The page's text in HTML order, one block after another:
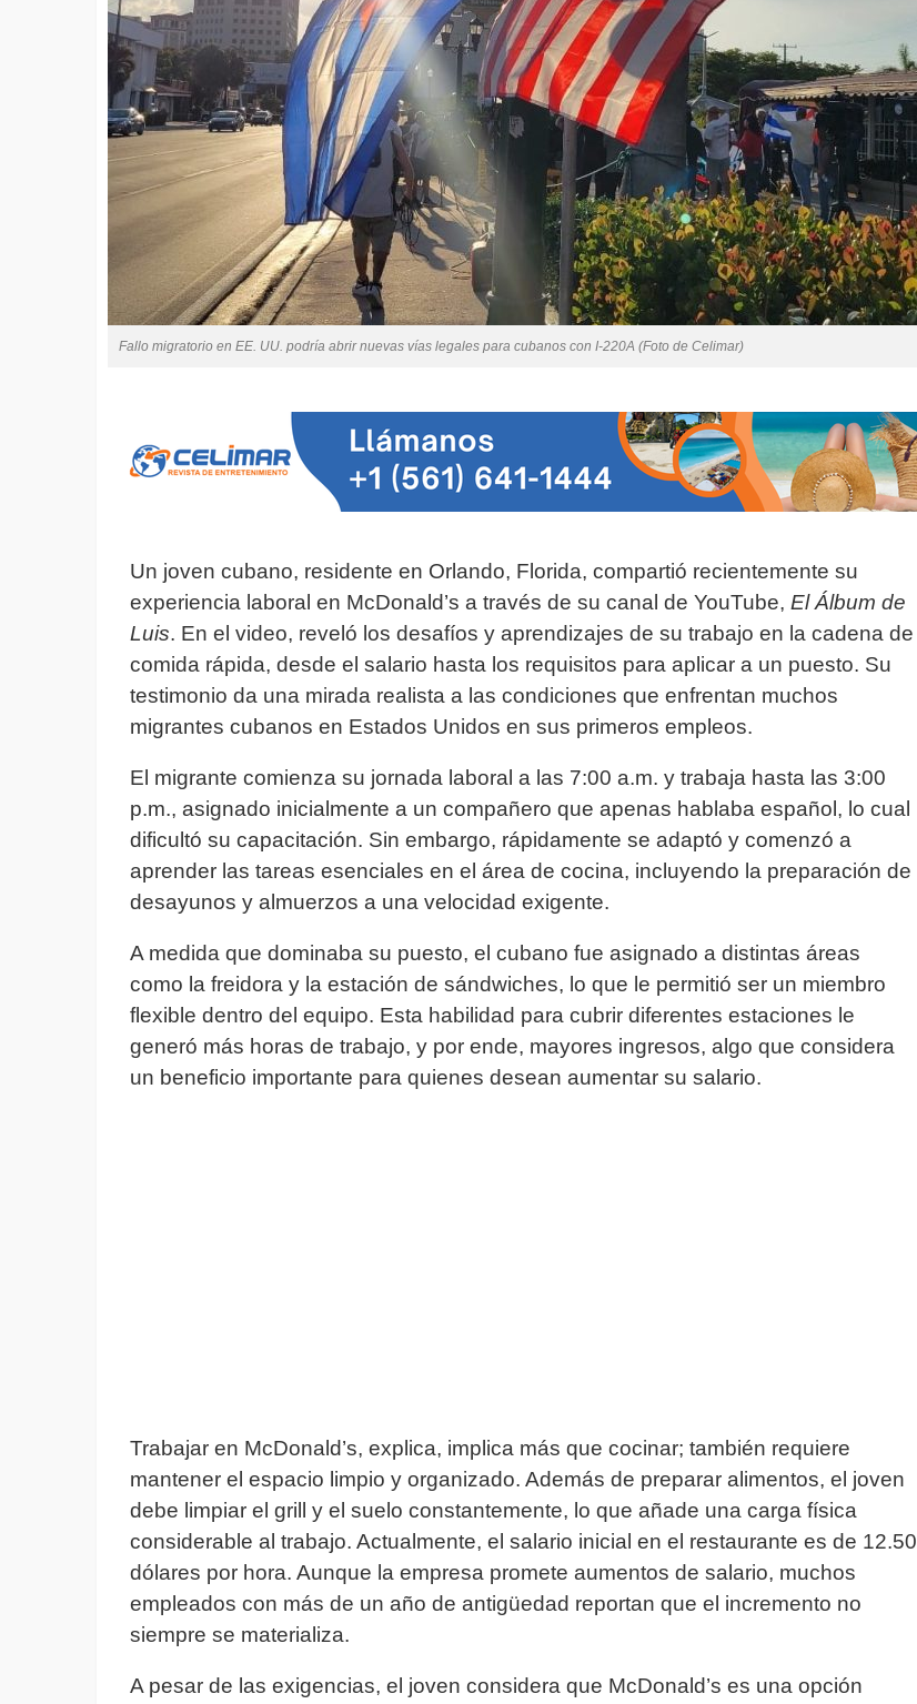
Fallo migratorio en EE. UU. podría abrir nuevas vías legales para cubanos con I-220A (Foto de Celimar)
Un joven cubano, residente en Orlando, Florida, compartió recientemente su
experiencia laboral en McDonald’s a través de su canal de YouTube, El Álbum de
Luis. En el video, reveló los desafíos y aprendizajes de su trabajo en la cadena de
comida rápida, desde el salario hasta los requisitos para aplicar a un puesto. Su
testimonio da una mirada realista a las condiciones que enfrentan muchos
migrantes cubanos en Estados Unidos en sus primeros empleos.
El migrante comienza su jornada laboral a las 7:00 a.m. y trabaja hasta las 3:00
p.m., asignado inicialmente a un compañero que apenas hablaba español, lo cual
dificultó su capacitación. Sin embargo, rápidamente se adaptó y comenzó a
aprender las tareas esenciales en el área de cocina, incluyendo la preparación de
desayunos y almuerzos a una velocidad exigente.
A medida que dominaba su puesto, el cubano fue asignado a distintas áreas
como la freidora y la estación de sándwiches, lo que le permitió ser un miembro
flexible dentro del equipo. Esta habilidad para cubrir diferentes estaciones le
generó más horas de trabajo, y por ende, mayores ingresos, algo que considera
un beneficio importante para quienes desean aumentar su salario.
Trabajar en McDonald’s, explica, implica más que cocinar; también requiere
mantener el espacio limpio y organizado. Además de preparar alimentos, el joven
debe limpiar el grill y el suelo constantemente, lo que añade una carga física
considerable al trabajo. Actualmente, el salario inicial en el restaurante es de 12.50
dólares por hora. Aunque la empresa promete aumentos de salario, muchos
empleados con más de un año de antigüedad reportan que el incremento no
siempre se materializa.
A pesar de las exigencias, el joven considera que McDonald’s es una opción